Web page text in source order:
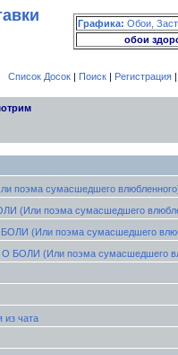
Графика: Обои,
обои
Список Досок| Поиск| Регистрация|
поэма сумасшедшего
(Или поэма сумасшедшего
(Или поэма сумасшедшего
БОЛИ (Или поэма сумасшедшего
из чата